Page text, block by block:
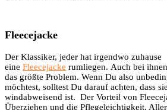
Fleecejacke
Der Klassiker, jeder hat irgendwo zuhause
eine Fleecejacke rumliegen. Auch bei
das größte Problem. Wenn Du also
möchtest, solltest Du darauf achten, dass
windabweisend ist. Der Vorteil von
Überziehen und die Pflegeleichtigkeit.